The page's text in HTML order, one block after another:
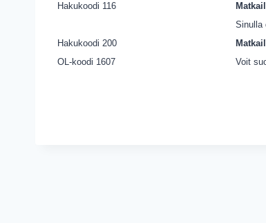
Hakukoodi 116
Sinulla
Hakukoodi 200
OL-koodi 1607
Voit